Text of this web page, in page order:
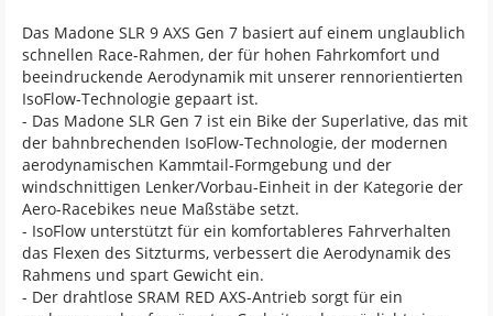
Das Madone SLR 9 AXS Gen 7 basiert auf einem unglaublich
schnellen Race-Rahmen, der für hohen Fahrkomfort und
beeindruckende Aerodynamik mit unserer rennorientierten
IsoFlow-Technologie gepaart ist.
- Das Madone SLR Gen 7 ist ein Bike der Superlative, das mit
der bahnbrechenden IsoFlow-Technologie, der modernen
aerodynamischen Kammtail-Formgebung und der
windschnittigen Lenker/Vorbau-Einheit in der Kategorie der
Aero-Racebikes neue Maßstäbe setzt.
- IsoFlow unterstützt für ein komfortableres Fahrverhalten
das Flexen des Sitzturms, verbessert die Aerodynamik des
Rahmens und spart Gewicht ein.
- Der drahtlose SRAM RED AXS-Antrieb sorgt für ein